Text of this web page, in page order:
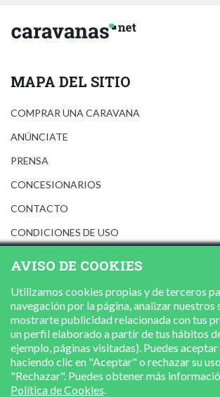
MAPA DEL SITIO
COMPRAR UNA CARAVANA
ANÚNCIATE
PRENSA
CONCESIONARIOS
CONTACTO
CONDICIONES DE USO
POLÍTICA DE COOKIES
AVISO DE COOKIES
Utilizamos cookies propias y de terceros
navegación por la página, analizar nuestros
mostrarte publicidad relacionada con tus
un perfil elaborado a partir de tus hábitos
ejemplo, páginas visitadas). Puedes
haciendo clic en "Aceptar" o rechazar su
"Rechazar". Puedes obtener más
Política de Cookies.